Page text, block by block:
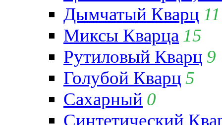
Дымчатый Кварц 11
Миксы Кварца 15
Рутиловый Кварц 9
Голубой Кварц 5
Сахарный 0
Синтетический